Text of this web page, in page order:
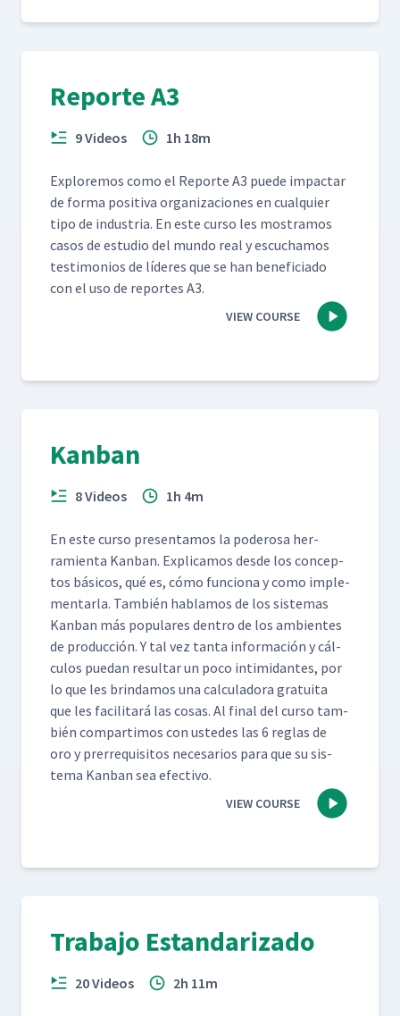
Reporte A3
9 Videos 1h 18m
Explore­mos como el Reporte A3 puede impactar
de for­ma pos­i­ti­va orga­ni­za­ciones en cualquier
tipo de indus­tria. En este cur­so les mostramos
casos de estu­dio del mun­do real y escuchamos
tes­ti­mo­nios de líderes que se han ben­e­fi­ci­a­do
con el uso de reportes A3.
VIEW COURSE
Kanban
8 Videos 1h 4m
En este cur­so pre­sen­ta­mos la poderosa her­
ramien­ta Kan­ban. Expli­camos des­de los con­cep­
tos bási­cos, qué es, cómo fun­ciona y como imple­
men­tar­la. Tam­bién hablam­os de los sis­temas
Kan­ban más pop­u­lares den­tro de los ambi­entes
de pro­duc­ción. Y tal vez tan­ta infor­ma­ción y cál­
cu­los puedan resul­tar un poco intim­i­dantes, por
lo que les brindamos una cal­cu­lado­ra gra­tui­ta
que les facil­i­tará las cosas. Al final del cur­so tam­
bién com­par­ti­mos con ust­edes las 6 reglas de
oro y pre­rreq­ui­si­tos nece­sar­ios para que su sis­
tema Kan­ban sea efectivo.
VIEW COURSE
Trabajo Estandarizado
20 Videos 2h 11m